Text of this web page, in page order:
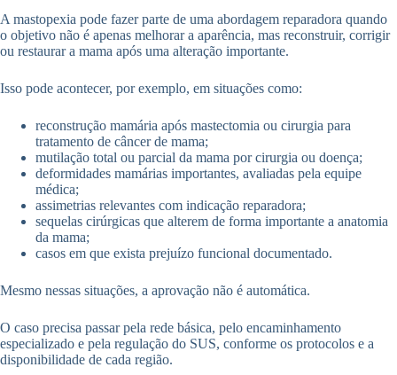
A mastopexia pode fazer parte de uma abordagem reparadora quando
o objetivo não é apenas melhorar a aparência, mas reconstruir, corrigir
ou restaurar a mama após uma alteração importante.
Isso pode acontecer, por exemplo, em situações como:
reconstrução mamária após mastectomia ou cirurgia para
tratamento de câncer de mama;
mutilação total ou parcial da mama por cirurgia ou doença;
deformidades mamárias importantes, avaliadas pela equipe
médica;
assimetrias relevantes com indicação reparadora;
sequelas cirúrgicas que alterem de forma importante a anatomia
da mama;
casos em que exista prejuízo funcional documentado.
Mesmo nessas situações, a aprovação não é automática.
O caso precisa passar pela rede básica, pelo encaminhamento
especializado e pela regulação do SUS, conforme os protocolos e a
disponibilidade de cada região.